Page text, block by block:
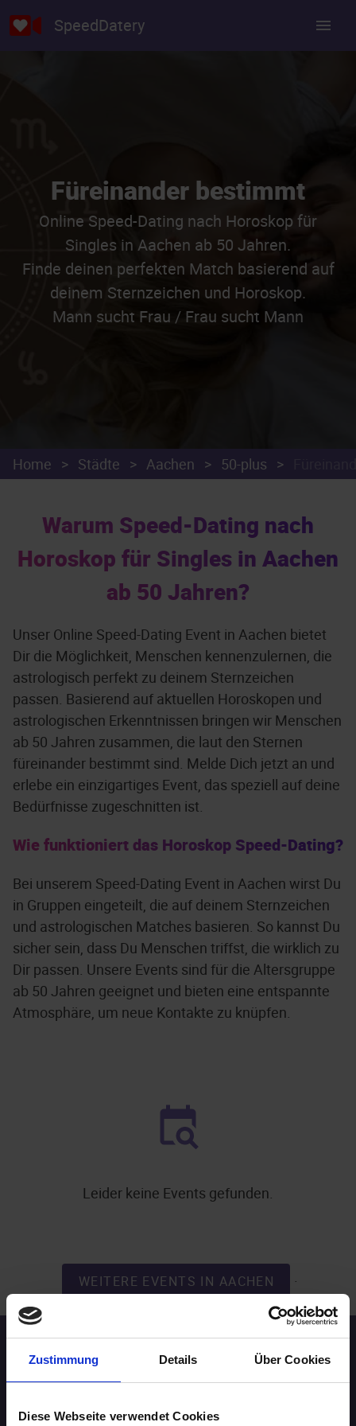
Zustimmung Details Über Cookies
Diese Webseite verwendet Cookies
SpeedDatery
Füreinander bestimmt
Online Speed-Dating nach Horoskop für
Singles in Aachen ab 50 Jahren.
Finde deinen perfekten Match basierend auf
deinem Sternzeichen und Horoskop.
Mann sucht Frau / Frau sucht Mann
Home > Städte > Aachen > 50-plus >
Warum Speed-Dating nach
Horoskop für Singles in Aachen
ab 50 Jahren?
Unser Online Speed-Dating Event in Aachen bietet
Dir die Möglichkeit, Menschen kennenzulernen, die
astrologisch perfekt zu deinem Sternzeichen
passen. Basierend auf aktuellen Horoskopen und
astrologischen Erkenntnissen bringen wir Menschen
ab 50 Jahren zusammen, die laut den Sternen
füreinander bestimmt sind. Melde Dich jetzt an und
erlebe ein einzigartiges Event, das speziell auf deine
Bedürfnisse zugeschnitten ist.
Wie funktioniert das Horoskop Speed-Dating?
Bei unserem Speed-Dating Event in Aachen wirst Du
in Gruppen eingeteilt, die auf deinem Sternzeichen
und astrologischen Matches basieren. So kannst Du
sicher sein, dass Du Menschen triffst, die wirklich zu
Dir passen. Unsere Events sind für die Altersgruppe
ab 50 Jahren geeignet und bieten eine entspannte
Atmosphäre, um neue Kontakte zu knüpfen.
Leider keine Events gefunden.
WEITERE EVENTS IN AACHEN .
Speed-Dating Events